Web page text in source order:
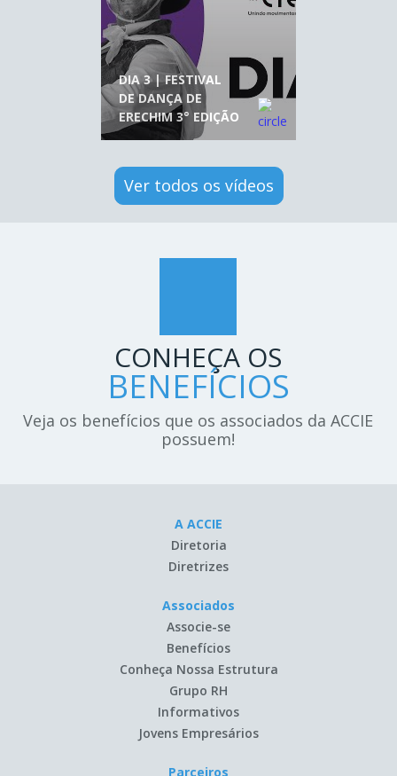
DIA 3 | FESTIVAL
DE DANÇA DE
ERECHIM 3° EDIÇÃO
Ver todos os vídeos
CONHEÇA OS
BENEFÍCIOS
Veja os benefícios que os associados da ACCIE
possuem!
A ACCIE
Diretoria
Diretrizes
Associados
Associe-se
Benefícios
Conheça Nossa Estrutura
Grupo RH
Informativos
Jovens Empresários
Parceiros